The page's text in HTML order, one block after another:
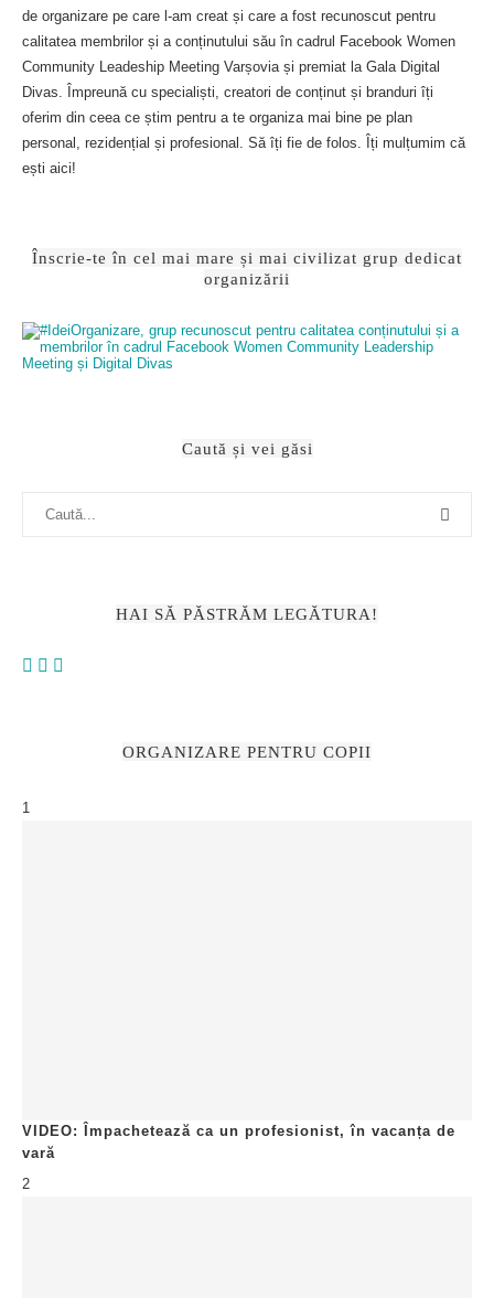
de organizare pe care l-am creat și care a fost recunoscut pentru
calitatea membrilor și a conținutului său în cadrul Facebook Women
Community Leadeship Meeting Varșovia și premiat la Gala Digital
Divas. Împreună cu specialiști, creatori de conținut și branduri îți
oferim din ceea ce știm pentru a te organiza mai bine pe plan
personal, rezidențial și profesional. Să îți fie de folos. Îți mulțumim că
ești aici!
Înscrie-te în cel mai mare și mai civilizat grup dedicat
organizării
Caută și vei găsi
HAI SĂ PĂSTRĂM LEGĂTURA!
ORGANIZARE PENTRU COPII
1
VIDEO: Împachetează ca un profesionist, în vacanța de
vară
2